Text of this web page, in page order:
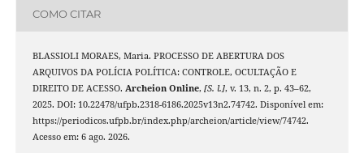
COMO CITAR
BLASSIOLI MORAES, Maria. PROCESSO DE ABERTURA DOS
ARQUIVOS DA POLÍCIA POLÍTICA: CONTROLE, OCULTAÇÃO E
DIREITO DE ACESSO. Archeion Online, [S. l.], v. 13, n. 2, p. 43–62,
2025. DOI: 10.22478/ufpb.2318-6186.2025v13n2.74742. Disponível em:
https://periodicos.ufpb.br/index.php/archeion/article/view/74742.
Acesso em: 6 ago. 2026.